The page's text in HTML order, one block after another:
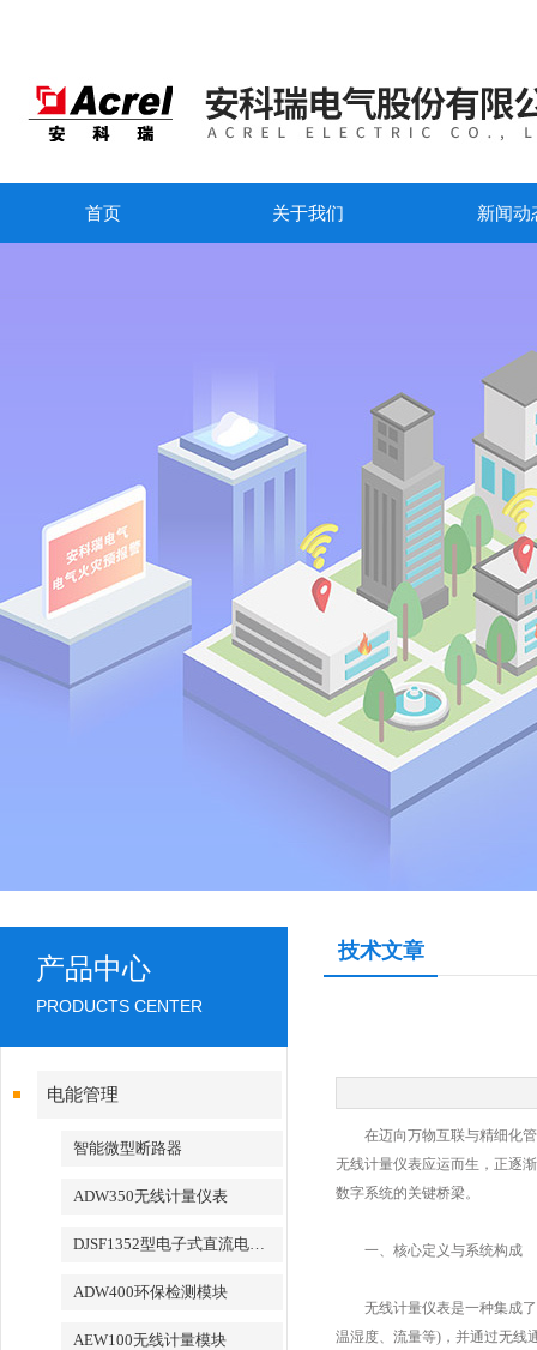
首页 关于我们 新闻动
产品中心
PRODUCTS CENTER
电能管理
智能微型断路器
ADW350无线计量仪表
DJSF1352型电子式直流电能表
ADW400环保检测模块
AEW100无线计量模块
技术文章
在迈向万物互联与精细化管
无线计量仪表应运而生，正逐
数字系统的关键桥梁。
一、核心定义与系统构成
无线计量仪表是一种集成了
温湿度、流量等)，并通过无线